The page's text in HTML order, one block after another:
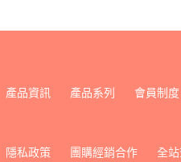
產品資訊 產品系列 會員制度
隱私政策 團購經銷合作 全